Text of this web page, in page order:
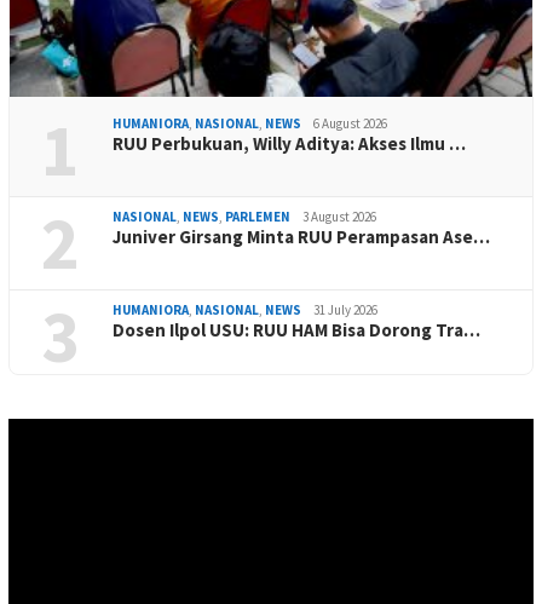
1 HUMANIORA, NASIONAL, NEWS 6 August 2026
RUU Perbukuan, Willy Aditya: Akses Ilmu …
2 NASIONAL, NEWS, PARLEMEN 3 August 2026
Juniver Girsang Minta RUU Perampasan Ase…
3 HUMANIORA, NASIONAL, NEWS 31 July 2026
Dosen Ilpol USU: RUU HAM Bisa Dorong Tra…